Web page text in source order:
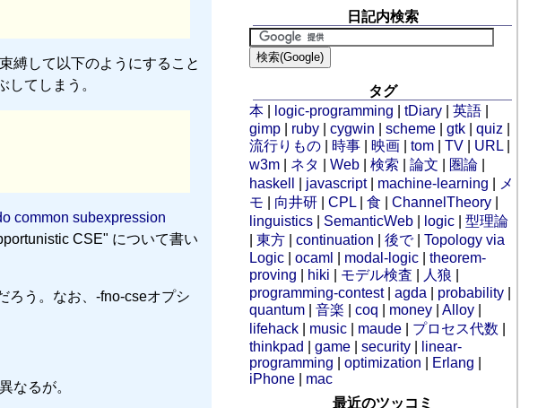
縛して以下のようにすること
てしまう。
common subexpression
CSE" について書い
ろう。なお、-fno-cseオプシ
なるが。
日記内検索
タグ
本
logic-programming |tDiary |英語
gimp
ruby |cygwin |scheme |gtk |quiz
流行りもの
時事 映画 |tom |TV URL
w3m
ネタ |Web |検索 |論文 圏論
haskell
javascript| machine-learning
メ
モ
向井研 |CPL |食 |ChannelTheory
linguistics
SemanticWeb logic |型理論
|東方 |continuation |後で|Topology via
Logic |ocaml modal-logic |theorem-
proving
hiki モデル検査 人狼
programming-contest|agda probability
quantum |音楽 |coq money |Alloy
lifehack
music maude プロセス代数
thinkpad
|game |security
linear-
programming |optimization Erlang
iPhone
mac
最近のツッコミ